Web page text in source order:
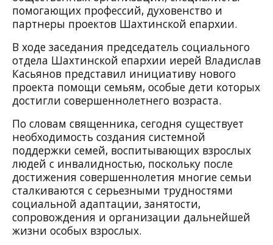
помогающих профессий, духовенство и
партнеры проектов Шахтинской епархии.
В ходе заседания председатель социального
отдела Шахтинской епархии иерей Владислав
Касьянов представил инициативу нового
проекта помощи семьям, особые дети которых
достигли совершеннолетнего возраста.
По словам священника, сегодня существует
необходимость создания системной
поддержки семей, воспитывающих взрослых
людей с инвалидностью, поскольку после
достижения совершеннолетия многие семьи
сталкиваются с серьезными трудностями
социальной адаптации, занятости,
сопровождения и организации дальнейшей
жизни особых взрослых.